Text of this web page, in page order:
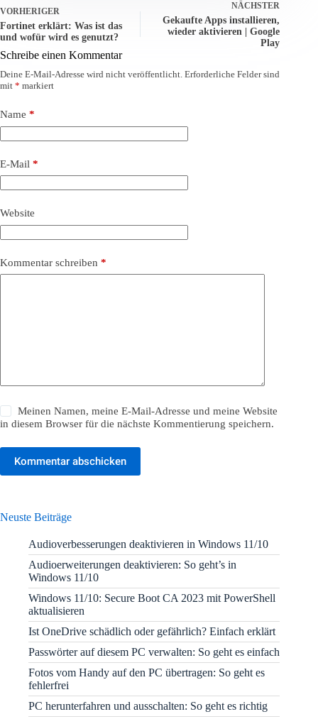
VORHERIGER
Fortinet erklärt: Was ist das
und wofür wird es genutzt?
NÄCHSTER
Gekaufte Apps installieren,
wieder aktivieren | Google
Play
Schreibe einen Kommentar
Deine E-Mail-Adresse wird nicht veröffentlicht. Erforderliche Felder sind
mit * markiert
Name *
E-Mail *
Website
Kommentar schreiben *
Meinen Namen, meine E-Mail-Adresse und meine Website
in diesem Browser für die nächste Kommentierung speichern.
Kommentar abschicken
Neuste Beiträge
Audioverbesserungen deaktivieren in Windows 11/10
Audioerweiterungen deaktivieren: So geht’s in
Windows 11/10
Windows 11/10: Secure Boot CA 2023 mit PowerShell
aktualisieren
Ist OneDrive schädlich oder gefährlich? Einfach erklärt
Passwörter auf diesem PC verwalten: So geht es einfach
Fotos vom Handy auf den PC übertragen: So geht es
fehlerfrei
PC herunterfahren und ausschalten: So geht es richtig